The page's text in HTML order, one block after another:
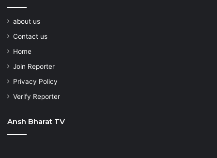
about us
Contact us
Home
Join Reporter
Privacy Policy
Verify Reporter
Ansh Bharat TV